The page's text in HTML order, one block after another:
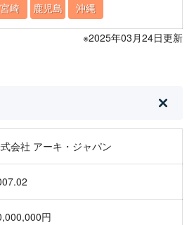
宮崎
鹿児島 沖縄
※2025年03月24日更新
会社 アーキ・ジャパン
円